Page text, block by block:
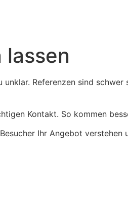
Referenzen sind
Kontakt. So kommen
Ihr Angebot verstehen